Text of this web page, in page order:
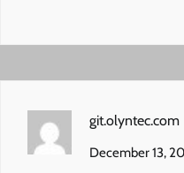
git.olyntec.com
December 13,